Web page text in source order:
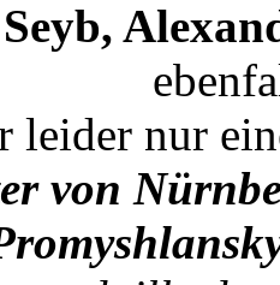
leider nur
von